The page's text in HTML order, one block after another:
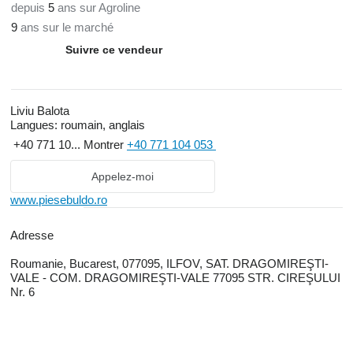
depuis 5 ans sur Agroline
9 ans sur le marché
Suivre ce vendeur
Liviu Balota
Langues: roumain, anglais
+40 771 10... Montrer +40 771 104 053
Appelez-moi
www.piesebuldo.ro
Adresse
Roumanie, Bucarest, 077095, ILFOV, SAT. DRAGOMIREŞTI-
VALE - COM. DRAGOMIREŞTI-VALE 77095 STR. CIREŞULUI
Nr. 6